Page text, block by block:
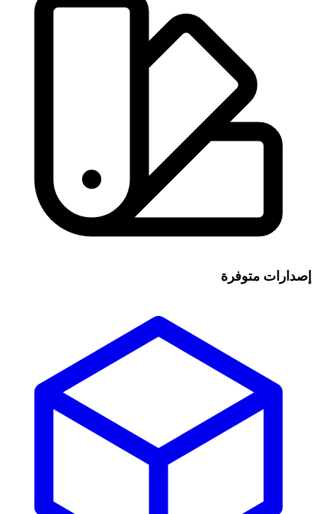
إصدارات متوفرة